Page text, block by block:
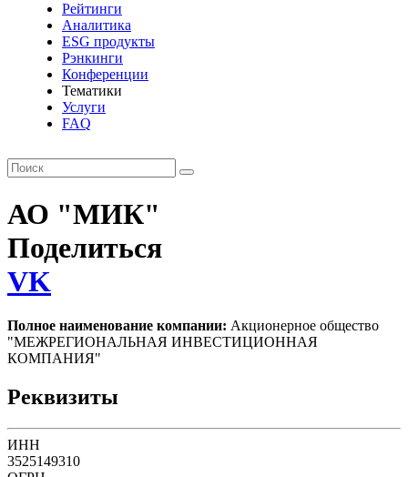
Рейтинги
Аналитика
ESG продукты
Рэнкинги
Конференции
Тематики
Услуги
FAQ
АО "МИК"
Поделиться
VK
Полное наименование компании: Акционерное общество
"МЕЖРЕГИОНАЛЬНАЯ ИНВЕСТИЦИОННАЯ
КОМПАНИЯ"
Реквизиты
ИНН
3525149310